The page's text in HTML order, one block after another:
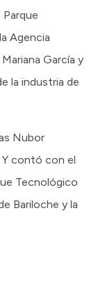
Agencia
García y
la industria de
Nubor
Y contó con el
Tecnológico
Bariloche y la